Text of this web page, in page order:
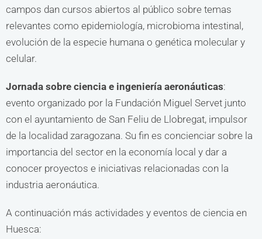
campos dan cursos abiertos al público sobre temas
relevantes como epidemiología, microbioma intestinal,
evolución de la especie humana o genética molecular y
celular.
Jornada sobre ciencia e ingeniería aeronáuticas:
evento organizado por la Fundación Miguel Servet junto
con el ayuntamiento de San Feliu de Llobregat, impulsor
de la localidad zaragozana. Su fin es concienciar sobre la
importancia del sector en la economía local y dar a
conocer proyectos e iniciativas relacionadas con la
industria aeronáutica.
A continuación más actividades y eventos de ciencia en
Huesca: